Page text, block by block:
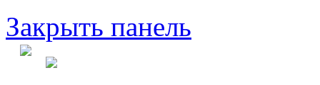
Закрыть панель